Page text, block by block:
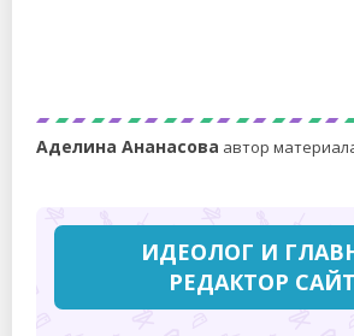
Аделина Ананасова автор
ИДЕОЛОГ И
РЕДАКТОР